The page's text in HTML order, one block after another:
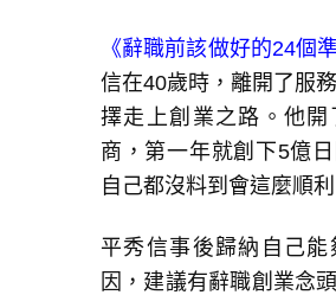
《辭職前該做好的24個準
信在40歲時，離開了服
擇走上創業之路。他
商，第一年就創下5億
自己都沒料到會這麼順利
平秀信事後歸納自己
因，建議有辭職創業念